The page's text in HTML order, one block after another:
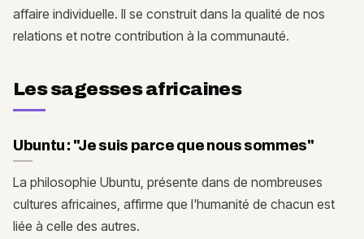
affaire individuelle. Il se construit dans la qualité de nos
relations et notre contribution à la communauté.
Les sagesses africaines
Ubuntu : "Je suis parce que nous sommes"
La philosophie Ubuntu, présente dans de nombreuses
cultures africaines, affirme que l'humanité de chacun est
liée à celle des autres.